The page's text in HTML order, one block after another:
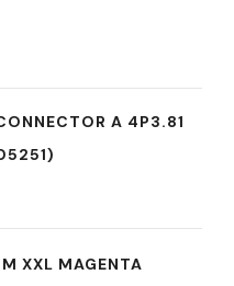
A 4P3.81
XXL MAGENTA